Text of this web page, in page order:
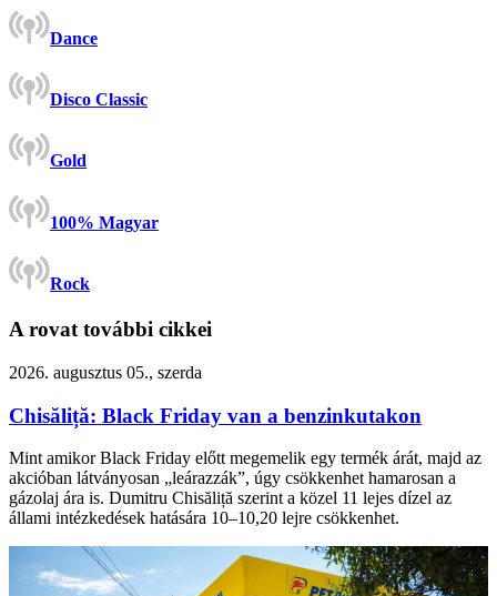
Dance
Disco Classic
Gold
100% Magyar
Rock
A rovat további cikkei
2026. augusztus 05., szerda
Chisăliță: Black Friday van a benzinkutakon
Mint amikor Black Friday előtt megemelik egy termék árát, majd az
akcióban látványosan „leárazzák”, úgy csökkenhet hamarosan a
gázolaj ára is. Dumitru Chisăliță szerint a közel 11 lejes dízel az
állami intézkedések hatására 10–10,20 lejre csökkenhet.